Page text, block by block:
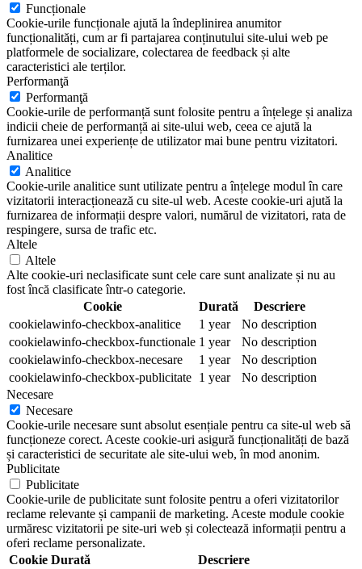
Funcționale
Cookie-urile funcționale ajută la îndeplinirea anumitor
funcționalități, cum ar fi partajarea conținutului site-ului web pe
platformele de socializare, colectarea de feedback și alte
caracteristici ale terților.
Performanţă
Performanţă
Cookie-urile de performanță sunt folosite pentru a înțelege și analiza
indicii cheie de performanță ai site-ului web, ceea ce ajută la
furnizarea unei experiențe de utilizator mai bune pentru vizitatori.
Analitice
Analitice
Cookie-urile analitice sunt utilizate pentru a înțelege modul în care
vizitatorii interacționează cu site-ul web. Aceste cookie-uri ajută la
furnizarea de informații despre valori, numărul de vizitatori, rata de
respingere, sursa de trafic etc.
Altele
Altele
Alte cookie-uri neclasificate sunt cele care sunt analizate și nu au
fost încă clasificate într-o categorie.
Cookie
Durată
Descriere
cookielawinfo-checkbox-analitice
1 year
No description
cookielawinfo-checkbox-functionale 1 year
No description
cookielawinfo-checkbox-necesare
1 year
No description
cookielawinfo-checkbox-publicitate 1 year
No description
Necesare
Necesare
Cookie-urile necesare sunt absolut esențiale pentru ca site-ul web să
funcționeze corect. Aceste cookie-uri asigură funcționalități de bază
și caracteristici de securitate ale site-ului web, în mod anonim.
Publicitate
Publicitate
Cookie-urile de publicitate sunt folosite pentru a oferi vizitatorilor
reclame relevante și campanii de marketing. Aceste module cookie
urmăresc vizitatorii pe site-uri web și colectează informații pentru a
oferi reclame personalizate.
Cookie Durată Descriere